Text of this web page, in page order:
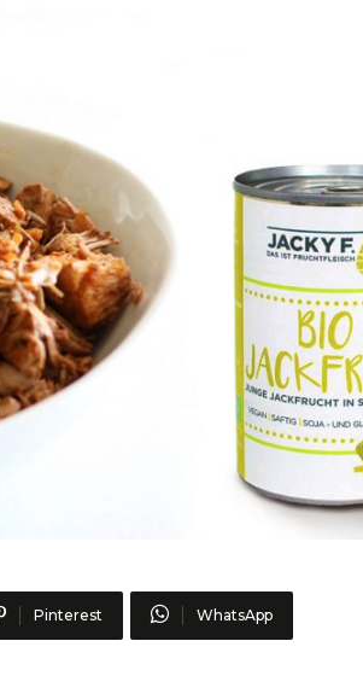
Pinterest WhatsApp